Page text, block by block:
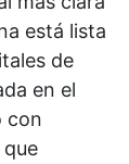
está lista
de
en el
con